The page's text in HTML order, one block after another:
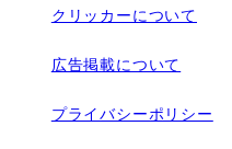
クリッカーについて
広告掲載について
プライバシーポリシー